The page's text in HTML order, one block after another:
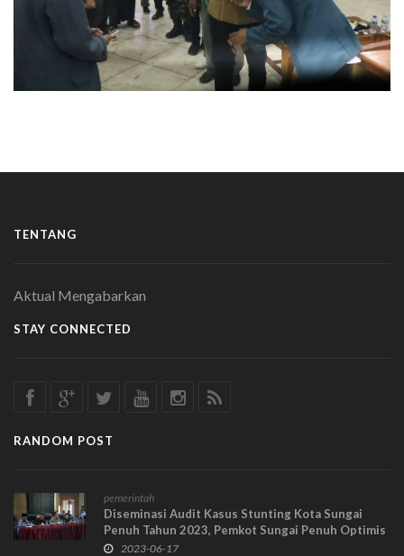
TENTANG
Aktual Mengabarkan
STAY CONNECTED
RANDOM POST
pemerintah
Diseminasi Audit Kasus Stunting Kota Sungai
Penuh Tahun 2023, Pemkot Sungai Penuh Optimis
penurunan angka stunting secara baik
2023-06-17